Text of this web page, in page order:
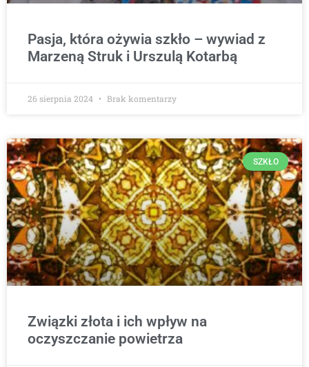
Pasja, która ożywia szkło – wywiad z
Marzeną Struk i Urszulą Kotarbą
26 sierpnia 2024 Brak komentarzy
SZKŁO
Związki złota i ich wpływ na
oczyszczanie powietrza